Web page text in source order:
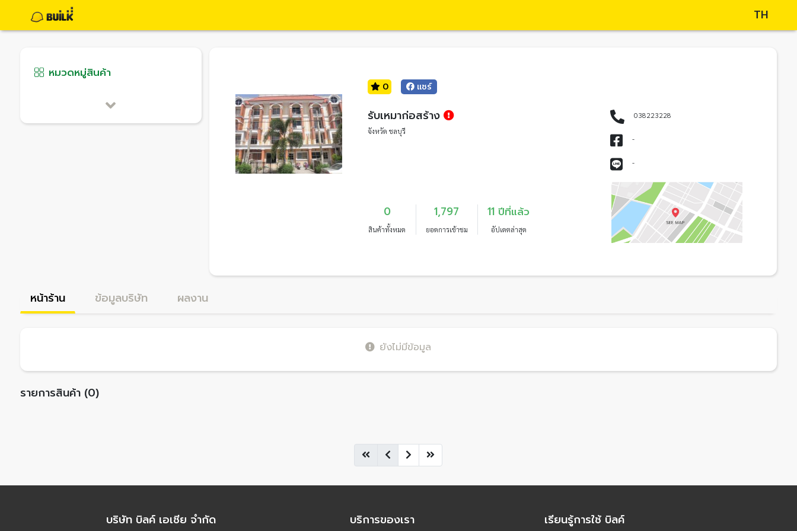
TH
หมวดหมู่สินค้า
0 แชร์
รับเหมาก่อสร้าง
จังหวัด ชลบุรี
0
สินค้าทั้งหมด
1,797
ยอดการเข้าชม
11 ปีที่แล้ว
อัปเดตล่าสุด
038223228
-
-
หน้าร้าน ข้อมูลบริษัท ผลงาน
ยังไม่มีข้อมูล
รายการสินค้า (0)
บริษัท บิลค์ เอเชีย จำกัด บริการของเรา เรียนรู้การใช้ บิลค์